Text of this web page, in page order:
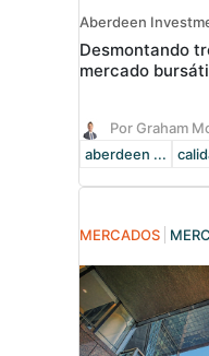
Aberdeen
Desmontando
mercado
Por Graham
aberdeen ...
MERCADOS